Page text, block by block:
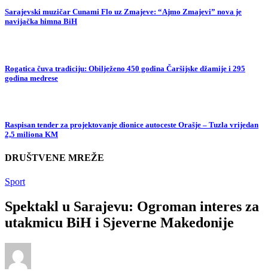
Sarajevski muzičar Cunami Flo uz Zmajeve: “Ajmo Zmajevi” nova je
navijačka himna BiH
Rogatica čuva tradiciju: Obilježeno 450 godina Čaršijske džamije i 295
godina medrese
Raspisan tender za projektovanje dionice autoceste Orašje – Tuzla vrijedan
2,5 miliona KM
DRUŠTVENE MREŽE
Sport
Spektakl u Sarajevu: Ogroman interes za
utakmicu BiH i Sjeverne Makedonije